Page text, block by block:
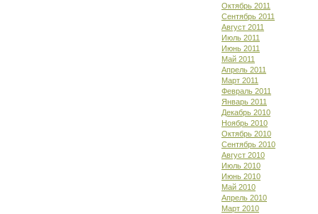
Октябрь 2011
Сентябрь 2011
Август 2011
Июль 2011
Июнь 2011
Май 2011
Апрель 2011
Март 2011
Февраль 2011
Январь 2011
Декабрь 2010
Ноябрь 2010
Октябрь 2010
Сентябрь 2010
Август 2010
Июль 2010
Июнь 2010
Май 2010
Апрель 2010
Март 2010